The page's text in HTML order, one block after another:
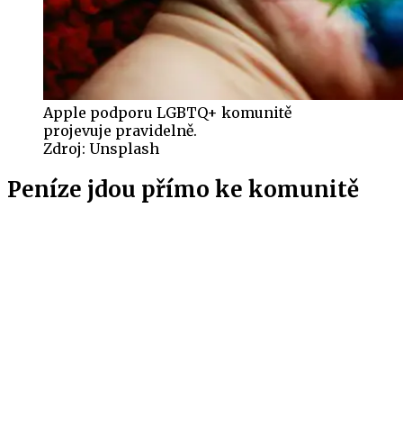
Apple podporu LGBTQ+ komunitě
projevuje pravidelně.
Zdroj: Unsplash
Peníze jdou přímo ke komunitě